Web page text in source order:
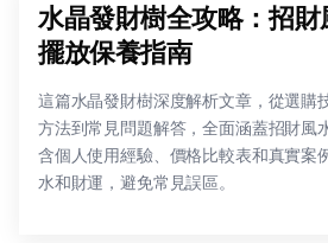
水晶發財樹全攻略：招
擺放保養指南
這篇水晶發財樹深度解析文章，從選購
方法到常見問題解答，全面涵蓋招財風
含個人使用經驗、價格比較表和真實案
水和財運，避免常見誤區。